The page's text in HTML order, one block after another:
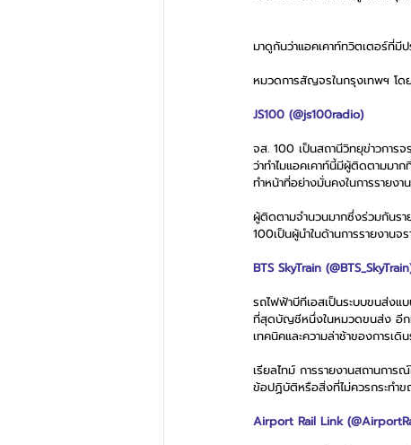
มาดูกันว่าแอคเคาท์ทวิตเตอร์ที่มี
หมวดการสัญจรในกรุงเทพฯ โด
JS100 (@js100radio)
จส. 100 เป็นสถานีวิทยุข่าวการ
ว่าทำไมแอคเคาท์นี้มีผู้ติดตามม
ทำหน้าที่อย่างมั่นคงในการรายง
ผู้ติดตามจำนวนมากซึ่งร่วมกันรา
100เป็นผู้นำในด้านการรายงานจ
BTS SkyTrain
รถไฟฟ้าบีทีเอสเป็นระบบขนส่ง
ที่สุดบัญชีหนึ่งในหมวดขนส่ง อีก
เทคนิคและความล่าช้าของการเ
เรียลไทม์ การรายงานสถานการ
ข้อปฏิบัติหรือสิ่งที่ไม่ควรกระทำข
Airport Rail Link